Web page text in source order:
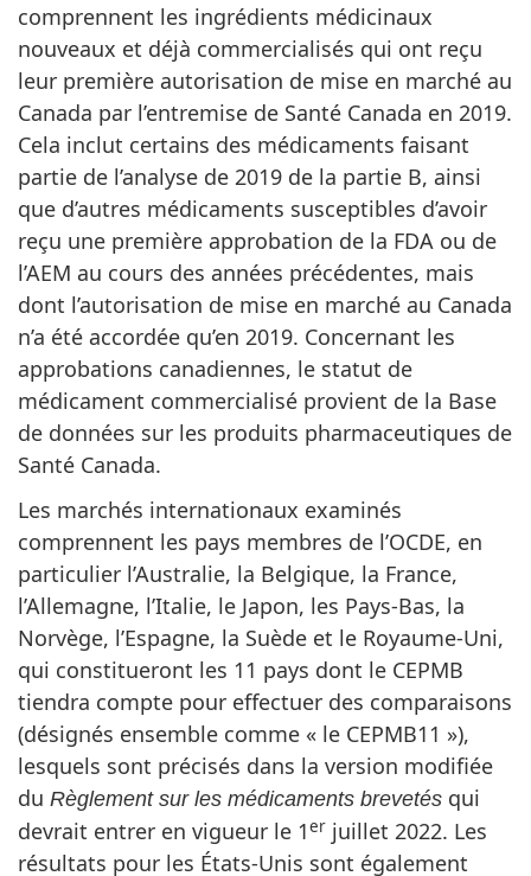
comprennent les ingrédients médicinaux
nouveaux et déjà commercialisés qui ont reçu
leur première autorisation de mise en marché au
Canada par l’entremise de Santé Canada en 2019.
Cela inclut certains des médicaments faisant
partie de l’analyse de 2019 de la partie B, ainsi
que d’autres médicaments susceptibles d’avoir
reçu une première approbation de la FDA ou de
l’AEM au cours des années précédentes, mais
dont l’autorisation de mise en marché au Canada
n’a été accordée qu’en 2019. Concernant les
approbations canadiennes, le statut de
médicament commercialisé provient de la Base
de données sur les produits pharmaceutiques de
Santé Canada.
Les marchés internationaux examinés
comprennent les pays membres de l’OCDE, en
particulier l’Australie, la Belgique, la France,
l’Allemagne, l’Italie, le Japon, les Pays-Bas, la
Norvège, l’Espagne, la Suède et le Royaume-Uni,
qui constitueront les 11 pays dont le CEPMB
tiendra compte pour effectuer des comparaisons
(désignés ensemble comme « le CEPMB11 »),
lesquels sont précisés dans la version modifiée
du Règlement sur les médicaments brevetés qui
devrait entrer en vigueur le 1er juillet 2022. Les
résultats pour les États-Unis sont également